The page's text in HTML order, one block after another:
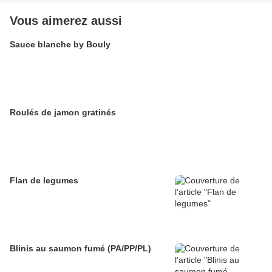
Vous aimerez aussi
Sauce blanche by Bouly
Roulés de jamon gratinés
Flan de legumes
Blinis au saumon fumé (PA/PP/PL)